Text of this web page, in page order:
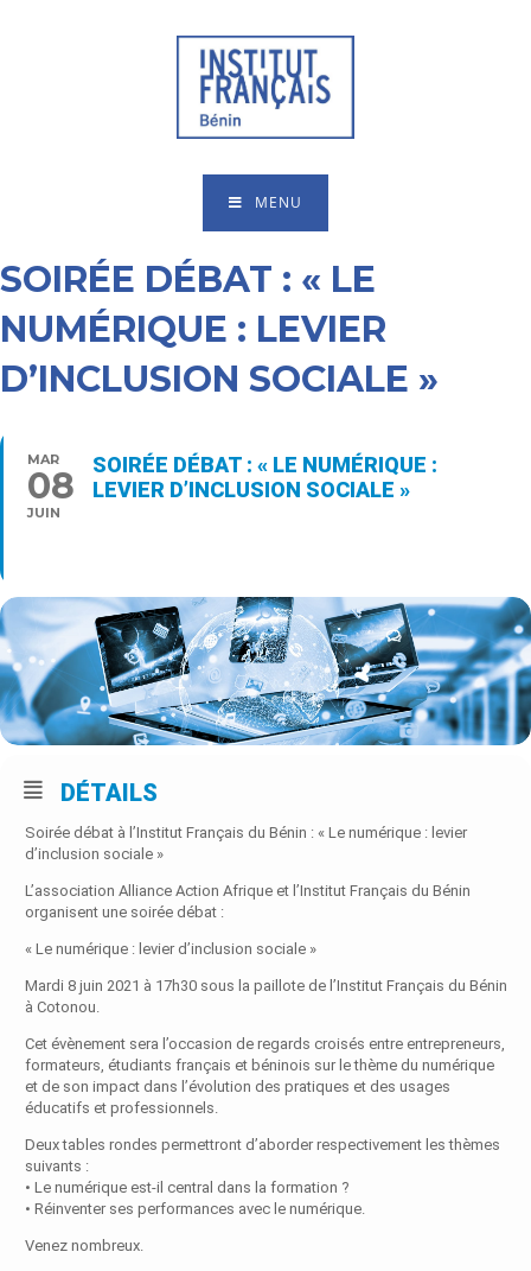
MENU
SOIRÉE DÉBAT : « LE
NUMÉRIQUE : LEVIER
D’INCLUSION SOCIALE »
MAR
08
JUIN
SOIRÉE DÉBAT : « LE NUMÉRIQUE :
LEVIER D’INCLUSION SOCIALE »
DÉTAILS
Soirée débat à l’Institut Français du Bénin : « Le numérique : levier
d’inclusion sociale »
L’association Alliance Action Afrique et l’Institut Français du Bénin
organisent une soirée débat :
« Le numérique : levier d’inclusion sociale »
Mardi 8 juin 2021 à 17h30 sous la paillote de l’Institut Français du Bénin
à Cotonou.
Cet évènement sera l’occasion de regards croisés entre entrepreneurs,
formateurs, étudiants français et béninois sur le thème du numérique
et de son impact dans l’évolution des pratiques et des usages
éducatifs et professionnels.
Deux tables rondes permettront d’aborder respectivement les thèmes
suivants :
• Le numérique est-il central dans la formation ?
• Réinventer ses performances avec le numérique.
Venez nombreux.